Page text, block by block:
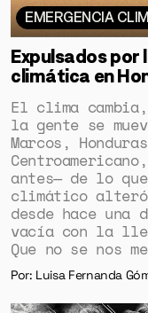
EMERGENCIA
Expulsados por
climática en
El clima
la gente se
Marcos,
antes— de lo
climático
desde hace una
vacía con la
Que no se nos
Por: Luisa Fernanda